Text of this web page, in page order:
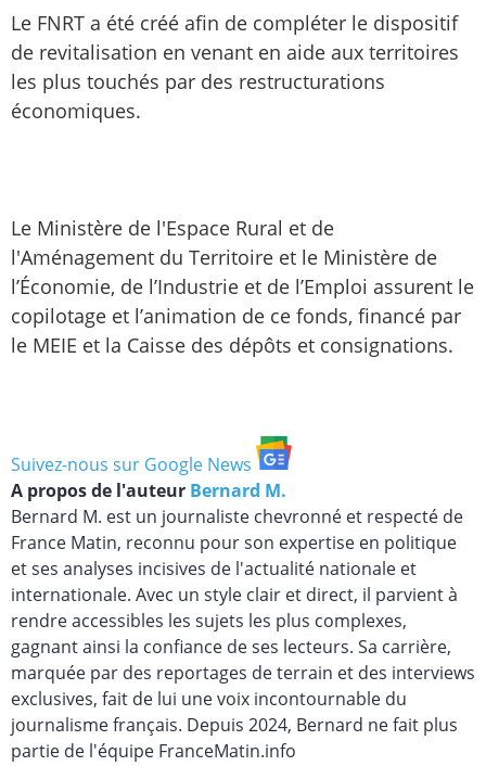
Le FNRT a été créé afin de compléter le dispositif
de revitalisation en venant en aide aux territoires
les plus touchés par des restructurations
économiques.
Le Ministère de l'Espace Rural et de
l'Aménagement du Territoire et le Ministère de
l’Économie, de l’Industrie et de l’Emploi assurent le
copilotage et l’animation de ce fonds, financé par
le MEIE et la Caisse des dépôts et consignations.
Suivez-nous sur Google News
A propos de l'auteur Bernard M.
Bernard M. est un journaliste chevronné et respecté de
France Matin, reconnu pour son expertise en politique
et ses analyses incisives de l'actualité nationale et
internationale. Avec un style clair et direct, il parvient à
rendre accessibles les sujets les plus complexes,
gagnant ainsi la confiance de ses lecteurs. Sa carrière,
marquée par des reportages de terrain et des interviews
exclusives, fait de lui une voix incontournable du
journalisme français. Depuis 2024, Bernard ne fait plus
partie de l'équipe FranceMatin.info